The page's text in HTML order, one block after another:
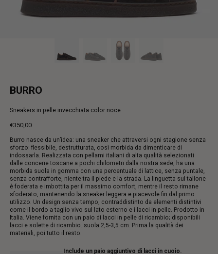
BURRO
Sneakers in pelle invecchiata color noce
€350,00
intero
Burro nasce da un’idea: una sneaker che attraversi ogni stagione senza
sforzo: flessibile, destrutturata, così morbida da dimenticare di
indossarla. Realizzata con pellami italiani di alta qualità selezionati
dalle concerie toscane a pochi chilometri dalla nostra sede, ha una
morbida suola in gomma con una percentuale di lattice, senza puntale,
senza contrafforte, niente tra il piede e la strada. La linguetta sul tallone
è foderata e imbottita per il massimo comfort, mentre il resto rimane
sfoderato, mantenendo la sneaker leggera e piacevole fin dal primo
utilizzo. Un design senza tempo, contraddistinto da elementi distintivi
come il bordo a taglio vivo sul lato esterno e i lacci in pelle. Prodotto in
Italia. Viene fornita con un paio di lacci in pelle di ricambio; disponibili
lacci e solette di ricambio. suola 2,5-3,5 cm. Prima la qualità dei
materiali, poi tutto il resto.
Include un paio aggiuntivo di lacci in cuoio.